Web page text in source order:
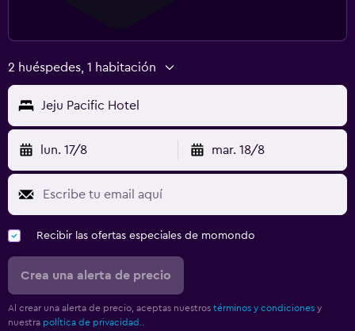
2 huéspedes, 1 habitación
Jeju Pacific Hotel
lun. 17/8 mar. 18/8
Recibir las ofertas especiales de momondo
Crea una alerta de precio
Al crear una alerta de precio, aceptas nuestros términos y condiciones y
nuestra política de privacidad.